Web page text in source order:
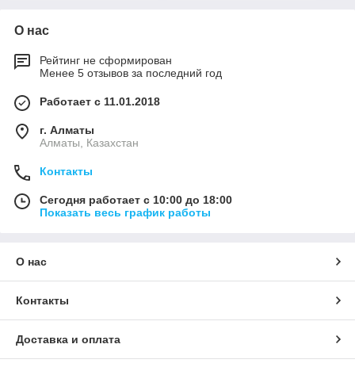
О нас
Рейтинг не сформирован
Менее 5 отзывов за последний год
Работает с 11.01.2018
г. Алматы
Алматы, Казахстан
Контакты
Сегодня работает с 10:00 до 18:00
Показать весь график работы
О нас
Контакты
Доставка и оплата